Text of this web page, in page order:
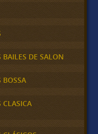
DE SALON